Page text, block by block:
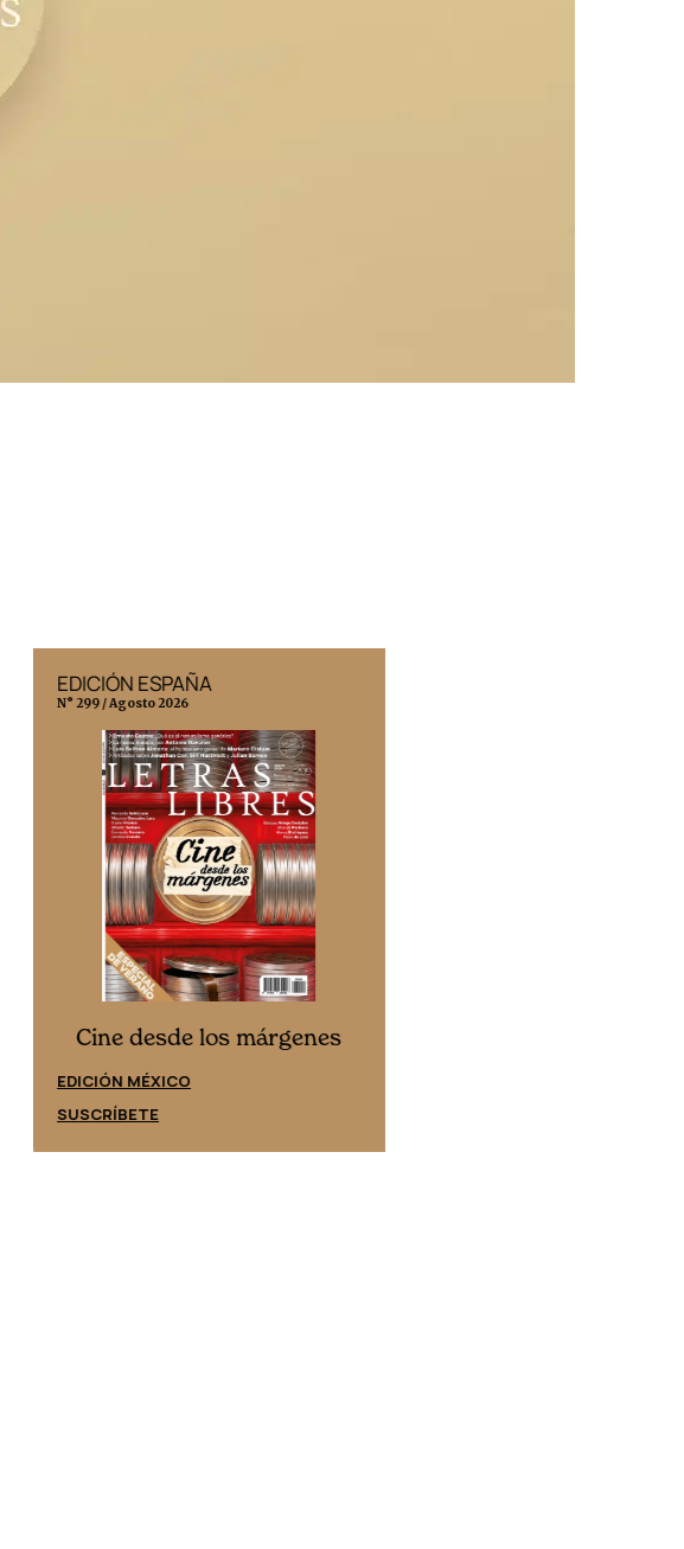
EDICIÓN ESPAÑA
N° 299 / Agosto 2026
Cine desde los márgenes
EDICIÓN MÉXICO
SUSCRÍBETE